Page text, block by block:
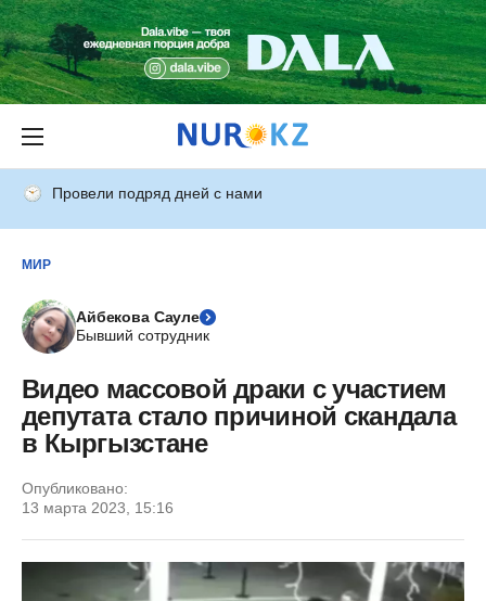
Провели подряд дней с нами
МИР
Айбекова Сауле
Бывший сотрудник
Видео массовой драки с участием
депутата стало причиной скандала
в Кыргызстане
Опубликовано:
13 марта 2023, 15:16